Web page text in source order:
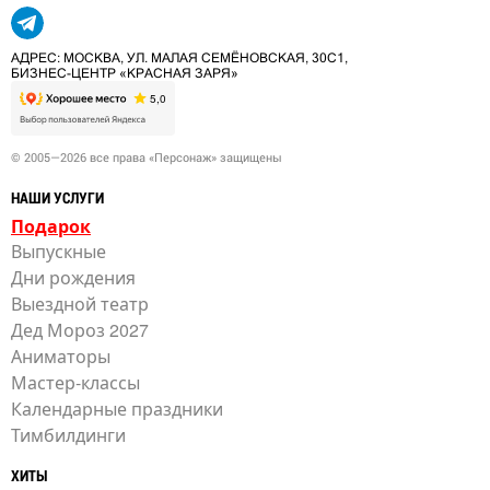
АДРЕС: МОСКВА, УЛ. МАЛАЯ СЕМЁНОВСКАЯ, 30С1,
БИЗНЕС-ЦЕНТР «КРАСНАЯ ЗАРЯ»
© 2005—2026 все права «Персонаж» защищены
НАШИ УСЛУГИ
Подарок
Выпускные
Дни рождения
Выездной театр
Дед Мороз 2027
Аниматоры
Мастер-классы
Календарные праздники
Тимбилдинги
ХИТЫ